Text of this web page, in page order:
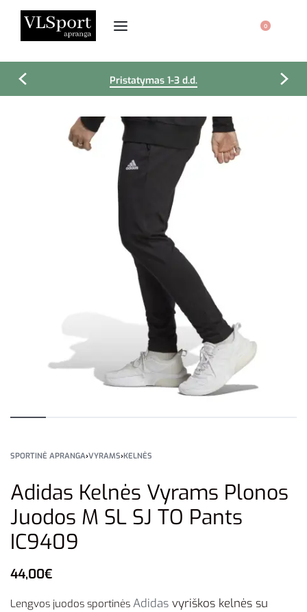
0
Pristatymas 1-3 d.d.
SPORTINĖ APRANGA›VYRAMS›KELNĖS
Adidas Kelnės Vyrams Plonos
Juodos M SL SJ TO Pants
IC9409
44,00€
Lengvos juodos sportinės Adidas vyriškos kelnės su